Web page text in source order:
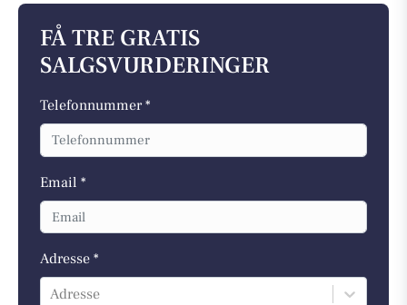
FÅ TRE GRATIS
SALGSVURDERINGER
Telefonnummer *
Email *
Adresse *
Adresse